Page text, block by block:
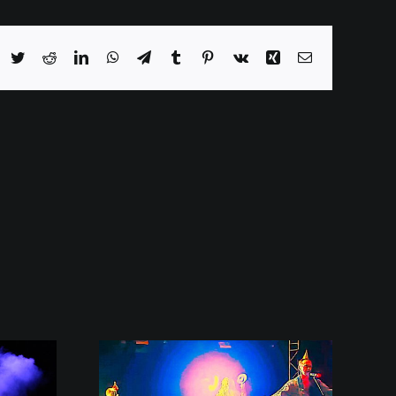
TwitterRedditLinkedInWhatsApp
TelegramTumblr Pinterest
Vk XingE-